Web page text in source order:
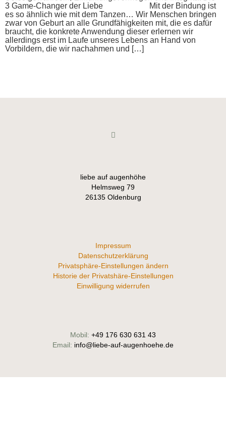
3 Game-Changer der Liebe Mit der Bindung ist
es so ähnlich wie mit dem Tanzen… Wir Menschen bringen
zwar von Geburt an alle Grundfähigkeiten mit, die es dafür
braucht, die konkrete Anwendung dieser erlernen wir
allerdings erst im Laufe unseres Lebens an Hand von
Vorbildern, die wir nachahmen und […]
Mobil: +49 176 630 631 43
Email: info@liebe-auf-augenhoehe.de
liebe auf augenhöhe
Helmsweg 79
26135 Oldenburg
Impressum
Datenschutzerklärung
Privatsphäre-Einstellungen ändern
Historie der Privatshäre-Einstellungen
Einwilligung widerrufen